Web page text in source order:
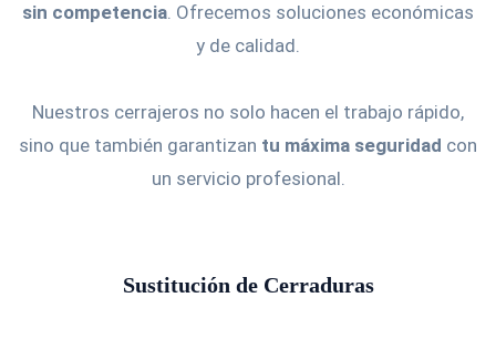
sin competencia. Ofrecemos soluciones económicas
y de calidad.
Nuestros cerrajeros no solo hacen el trabajo rápido,
sino que también garantizan tu máxima seguridad con
un servicio profesional.
Sustitución de Cerraduras